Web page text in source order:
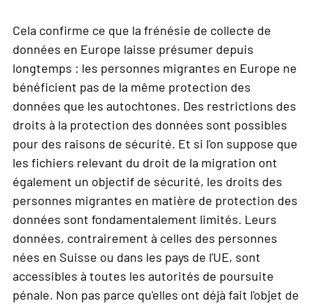
Cela confirme ce que la frénésie de collecte de
données en Europe laisse présumer depuis
longtemps : les personnes migrantes en Europe ne
bénéficient pas de la même protection des
données que les autochtones. Des restrictions des
droits à la protection des données sont possibles
pour des raisons de sécurité. Et si l'on suppose que
les fichiers relevant du droit de la migration ont
également un objectif de sécurité, les droits des
personnes migrantes en matière de protection des
données sont fondamentalement limités. Leurs
données, contrairement à celles des personnes
nées en Suisse ou dans les pays de l'UE, sont
accessibles à toutes les autorités de poursuite
pénale. Non pas parce qu'elles ont déjà fait l'objet de